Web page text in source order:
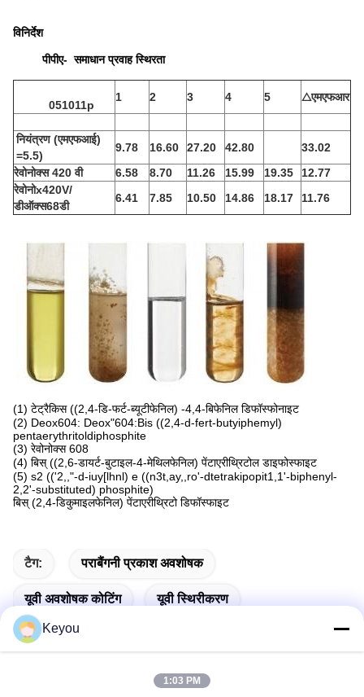
विनिर्देश
पीपीए- समाधान प्रवाह स्थिरता
051011p
1 2 3 4 5 △एमएफआर
नियंत्रण (एमएफआई)
=5.5)
9.78 16.60 27.20 42.80
33.02
रेवोनोक्स 420 वी
6.58 8.70 11.26 15.99 19.35
12.77
रेवोनोx420V/
डीऑक्स68डी
6.41 7.85 10.50 14.86 18.17 11.76
(1) टेट्रैकिस ((2,4-डि-फर्ट-ब्यूटीफेनिल) -4,4-बिफेनिल डिफॉस्फोनाइट
(2) Deox604: Deox"604:Bis ((2,4-d-fert-butyiphemyl)
pentaerythritoldiphosphite
(3) रेवोनोक्स 608
(4) बिस् ((2,6-डायर्ट-बुटाइल-4-मेथिलफेनिल) पेंटाएरीथ्रिटोल डाइफोस्फाइट
(5) s2 (('2,,"-d-iuy[lhnl) e ((n3t,ay,,ro'-dtetrakipopit1,1'-biphenyl-
2,2'-substituted) phosphite)
बिस् (2,4-डिकुमाइलफेनिल) पेंटाएरीथ्रिटो डिफॉस्फाइट
टैग: पराबैंगनी प्रकाश अवशोषक
यूवी अवशोषक कोटिंग यूवी स्थिरीकरण
Keyou
1:03 PM